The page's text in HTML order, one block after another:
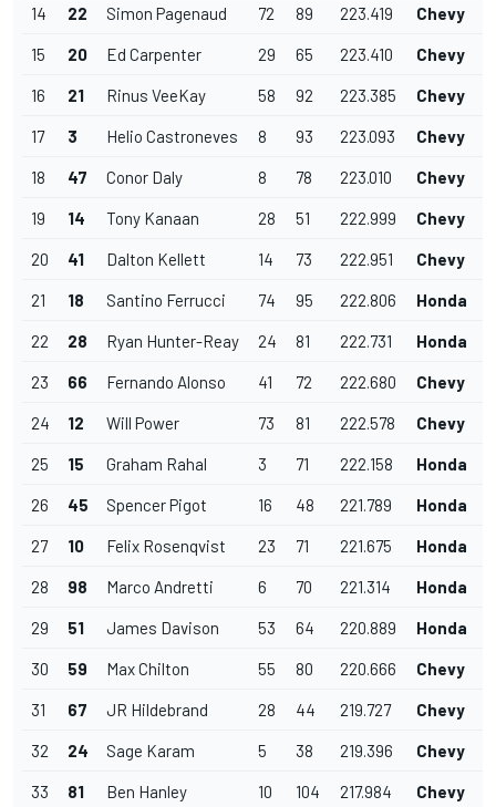
14 22 Simon Pagenaud 72 89 223.419 Chevy
15 20 Ed Carpenter 29 65 223.410 Chevy
16 21 Rinus VeeKay 58 92 223.385 Chevy
17 3 Helio Castroneves 8 93 223.093 Chevy
18 47 Conor Daly 8 78 223.010 Chevy
19 14 Tony Kanaan 28 51 222.999 Chevy
20 41 Dalton Kellett 14 73 222.951 Chevy
21 18 Santino Ferrucci 74 95 222.806 Honda
22 28 Ryan Hunter-Reay 24 81 222.731 Honda
23 66 Fernando Alonso 41 72 222.680 Chevy
24 12 Will Power 73 81 222.578 Chevy
25 15 Graham Rahal 3 71 222.158 Honda
26 45 Spencer Pigot 16 48 221.789 Honda
27 10 Felix Rosenqvist 23 71 221.675 Honda
28 98 Marco Andretti 6 70 221.314 Honda
29 51 James Davison 53 64 220.889 Honda
30 59 Max Chilton 55 80 220.666 Chevy
31 67 JR Hildebrand 28 44 219.727 Chevy
32 24 Sage Karam 5 38 219.396 Chevy
33 81 Ben Hanley 10 104 217.984 Chevy